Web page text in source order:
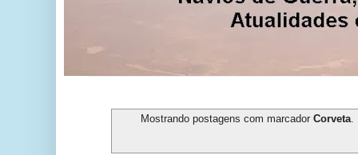
Mostrando postagens com marcador Corveta.